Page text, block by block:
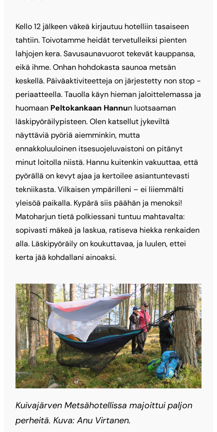
Kello 12 jälkeen väkeä kirjautuu hotelliin tasaiseen
tahtiin. Toivotamme heidät tervetulleiksi pienten
lahjojen kera. Savusaunavuorot tekevät kauppansa,
eikä ihme. Onhan hohdokasta saunoa metsän
keskellä. Päiväaktiviteetteja on järjestetty non stop -
periaatteella. Tauolla käyn hieman jaloittelemassa ja
huomaan Peltokankaan Hannun luotsaaman
läskipyöräilypisteen. Olen katsellut jykeviltä
näyttäviä pyöriä aiemminkin, mutta
ennakkoluuloinen itsesuojeluvaistoni on pitänyt
minut loitolla niistä. Hannu kuitenkin vakuuttaa, että
pyörällä on kevyt ajaa ja kertoilee asiantuntevasti
tekniikasta. Vilkaisen ympärilleni – ei liiemmälti
yleisöä paikalla. Kypärä siis päähän ja menoksi!
Matoharjun tietä polkiessani tuntuu mahtavalta:
sopivasti mäkeä ja laskua, ratiseva hiekka renkaiden
alla. Läskipyöräily on koukuttavaa, ja luulen, ettei
kerta jää kohdallani ainoaksi.
Kuivajärven Metsähotellissa majoittui paljon
perheitä. Kuva: Anu Virtanen.